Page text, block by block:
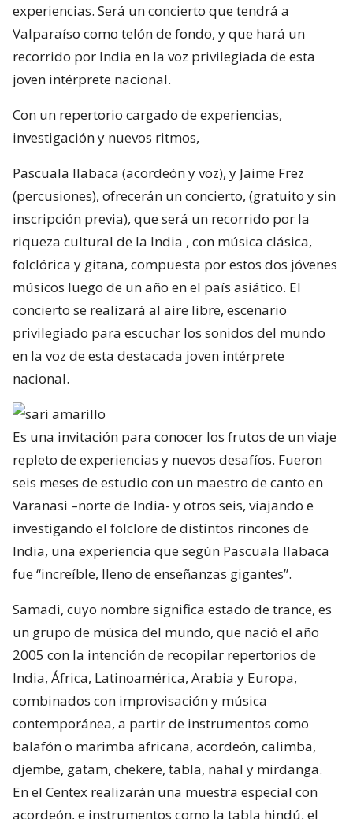
experiencias. Será un concierto que tendrá a
Valparaíso como telón de fondo, y que hará un
recorrido por India en la voz privilegiada de esta
joven intérprete nacional.
Con un repertorio cargado de experiencias,
investigación y nuevos ritmos,
Pascuala Ilabaca (acordeón y voz), y Jaime Frez
(percusiones), ofrecerán un concierto, (gratuito y sin
inscripción previa), que será un recorrido por la
riqueza cultural de la India , con música clásica,
folclórica y gitana, compuesta por estos dos jóvenes
músicos luego de un año en el país asiático. El
concierto se realizará al aire libre, escenario
privilegiado para escuchar los sonidos del mundo
en la voz de esta destacada joven intérprete
nacional.
Es una invitación para conocer los frutos de un viaje
repleto de experiencias y nuevos desafíos. Fueron
seis meses de estudio con un maestro de canto en
Varanasi –norte de India- y otros seis, viajando e
investigando el folclore de distintos rincones de
India, una experiencia que según Pascuala Ilabaca
fue “increíble, lleno de enseñanzas gigantes”.
Samadi, cuyo nombre significa estado de trance, es
un grupo de música del mundo, que nació el año
2005 con la intención de recopilar repertorios de
India, África, Latinoamérica, Arabia y Europa,
combinados con improvisación y música
contemporánea, a partir de instrumentos como
balafón o marimba africana, acordeón, calimba,
djembe, gatam, chekere, tabla, nahal y mirdanga.
En el Centex realizarán una muestra especial con
acordeón, e instrumentos como la tabla hindú, el